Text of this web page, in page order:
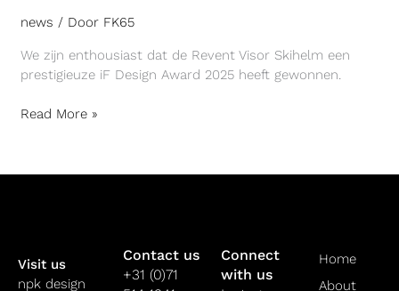
news / Door FK65
We zijn enthousiast dat de Revent Visor Skihelm een
prestigieuze iF Design Award 2025 heeft gewonnen.
Read More »
Visit us
npk design
Contact us
+31 (0)71
Connect
with us
Home
About